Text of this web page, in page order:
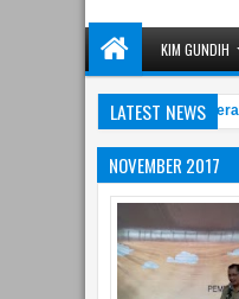
KIM GUNDIH
LATEST NEWS
Koperasi Kelurahan Merah
NOVEMBER 2017